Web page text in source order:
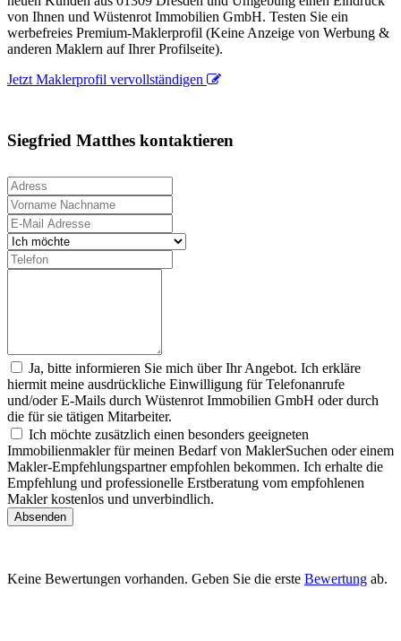
von Ihnen und Wüstenrot Immobilien GmbH. Testen Sie ein
werbefreies Premium-Maklerprofil (Keine Anzeige von Werbung &
anderen Maklern auf Ihrer Profilseite).
Jetzt Maklerprofil vervollständigen
Siegfried Matthes kontaktieren
Ja, bitte informieren Sie mich über Ihr Angebot. Ich erkläre
hiermit meine ausdrückliche Einwilligung für Telefonanrufe
und/oder E-Mails durch Wüstenrot Immobilien GmbH oder durch
die für sie tätigen Mitarbeiter.
Ich möchte zusätzlich einen besonders geeigneten
Immobilienmakler für meinen Bedarf von MaklerSuchen oder einem
Makler-Empfehlungspartner empfohlen bekommen. Ich erhalte die
Empfehlung und professionelle Erstberatung vom empfohlenen
Makler kostenlos und unverbindlich.
Absenden
Keine Bewertungen vorhanden. Geben Sie die erste Bewertung ab.